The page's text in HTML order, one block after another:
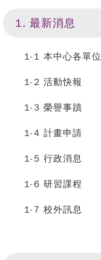
1. 最新消息
1-1 本中心各單位
1-2 活動快報
1-3 榮譽事蹟
1-4 計畫申請
1-5 行政消息
1-6 研習課程
1-7 校外訊息